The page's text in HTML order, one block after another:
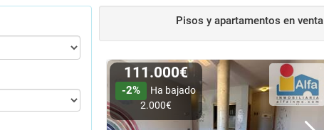
Pisos y apartamentos en venta
111.000€
-2%
Ha bajado
2.000€